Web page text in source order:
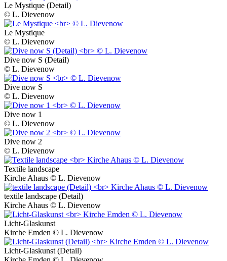
Le Mystique (Detail)
© L. Dievenow
Le Mystique
© L. Dievenow
Dive now S (Detail)
© L. Dievenow
Dive now S
© L. Dievenow
Dive now 1
© L. Dievenow
Dive now 2
© L. Dievenow
Textile landscape
Kirche Ahaus © L. Dievenow
textile landscape (Detail)
Kirche Ahaus © L. Dievenow
Licht-Glaskunst
Kirche Emden © L. Dievenow
Licht-Glaskunst (Detail)